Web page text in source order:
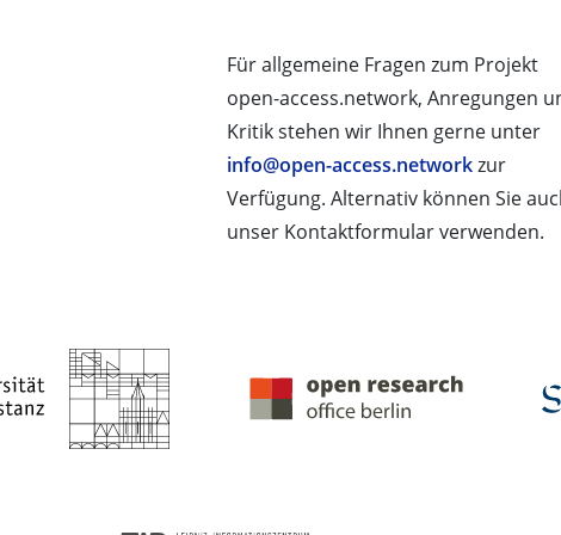
Für allgemeine Fragen zum Projekt
open-access.network, Anregungen
Kritik stehen wir Ihnen gerne unter
info@open-access.networkzur
Verfügung. Alternativ können Sie
unser Kontaktformular verwenden.